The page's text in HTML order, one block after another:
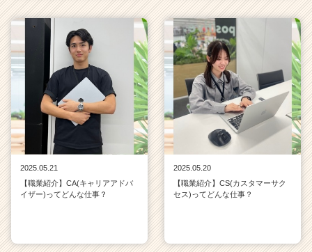
2025.05.21
【職業紹介】CA(キャリアアドバ
イザー)ってどんな仕事？
2025.05.20
【職業紹介】CS(カスタマーサク
セス)ってどんな仕事？